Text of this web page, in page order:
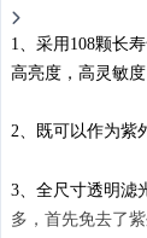
1、采用108颗长
高亮度，高灵敏度
2、既可以作为紫
3、全尺寸透明滤
多，首先免去了